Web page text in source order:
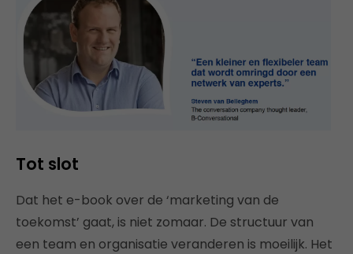
Tot slot
Dat het e-book over de ‘marketing van de
toekomst’ gaat, is niet zomaar. De structuur van
een team en organisatie veranderen is moeilijk. Het